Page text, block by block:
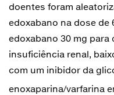
doentes foram
edoxabano na dose de
edoxabano 30 mg
insuficiência renal,
com um inibidor da
enoxaparina/varfarina